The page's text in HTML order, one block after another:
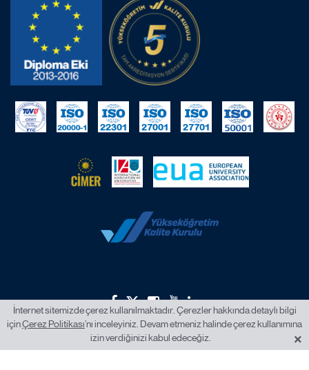
2026 © İstanbul Okan Üniversitesi.
İnternet sitemizde çerez kullanılmaktadır. Çerezler hakkında detaylı bilgi
içinÇerez Politikası’nı inceleyiniz. Devam etmeniz halinde çerez kullanımına
izin verdiğinizi kabul edeceğiz.
×